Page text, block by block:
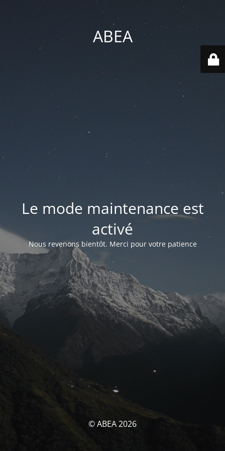
ABEA
Le mode maintenance est
activé
Nous revenons bientôt. Merci pour votre patience
© ABEA 2026